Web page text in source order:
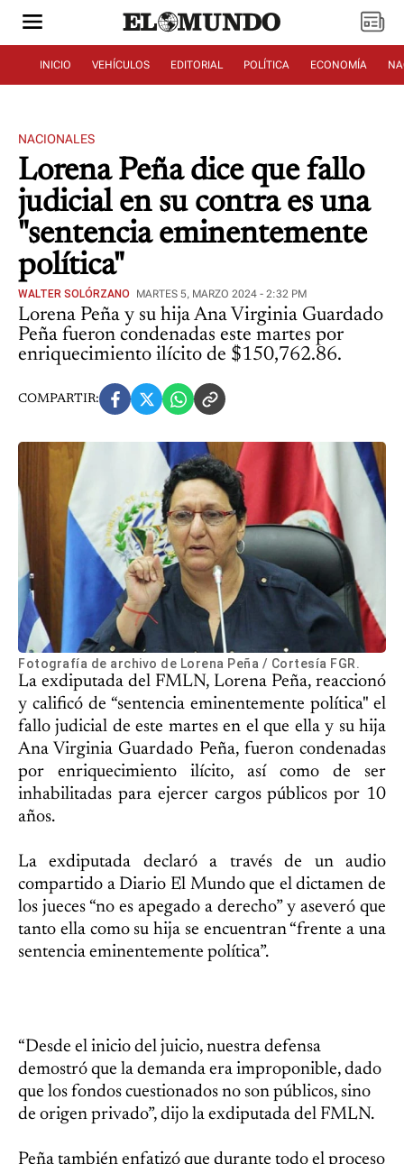
INICIO VEHÍCULOS EDITORIAL POLÍTICA ECONOMÍA
NACIONALES
Lorena Peña dice que fallo
judicial en su contra es una
"sentencia eminentemente
política"
WALTER SOLÓRZANO MARTES 5, MARZO 2024 - 2:32 PM
Lorena Peña y su hija Ana Virginia Guardado
Peña fueron condenadas este martes por
enriquecimiento ilícito de $150,762.86.
COMPARTIR:
Fotografía de archivo de Lorena Peña / Cortesía FGR.
La exdiputada del FMLN, Lorena Peña, reaccionó
y calificó de “sentencia eminentemente política" el
fallo judicial de este martes en el que ella y su hija
Ana Virginia Guardado Peña, fueron condenadas
por enriquecimiento ilícito, así como de ser
inhabilitadas para ejercer cargos públicos por 10
años.
La exdiputada declaró a través de un audio
compartido a Diario El Mundo que el dictamen de
los jueces “no es apegado a derecho” y aseveró que
tanto ella como su hija se encuentran “frente a una
sentencia eminentemente política”.
“Desde el inicio del juicio, nuestra defensa
demostró que la demanda era improponible, dado
que los fondos cuestionados no son públicos, sino
de origen privado”, dijo la exdiputada del FMLN.
Peña también enfatizó que durante todo el proceso